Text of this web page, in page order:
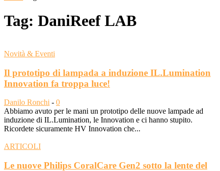
Tag: DaniReef LAB
Novità & Eventi
Il prototipo di lampada a induzione IL.Lumination
Innovation fa troppa luce!
Danilo Ronchi - 0
Abbiamo avuto per le mani un prototipo delle nuove lampade ad
induzione di IL.Lumination, le Innovation e ci hanno stupito.
Ricordete sicuramente HV Innovation che...
ARTICOLI
Le nuove Philips CoralCare Gen2 sotto la lente del